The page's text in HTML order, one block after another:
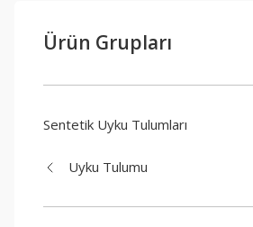
Ürün Grupları
Sentetik Uyku Tulumları
Uyku Tulumu